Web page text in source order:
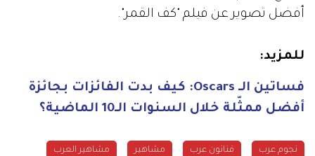
أفضل تصوير عن فيلم "كف القمر".
للمزيد:
فساتين الـ
كيف بدت الفائزات بجائزة
أفضل ممثّلة خلال السنوات الـ10 الماضية؟
نجوم عرب فنانون عرب مشاهير مشاهير العرب